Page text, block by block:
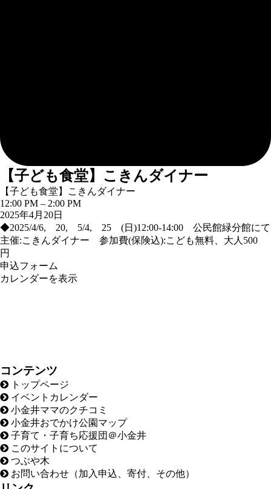
【子ども食堂】こきんダイナー
【子ども食堂】こきんダイナー
12:00 PM – 2:00 PM
2025年4月20日
◆2025/4/6, 20, 5/4, 25 (日)12:00-14:00 公民館緑分館にて
主催:こきんダイナー 参加費(保険込):こども無料、大人500
円
申込フォーム
カレンダーを表示
コンテンツ
トップページ
イベントカレンダー
小金井ママのクチコミ
小金井おでかけ公園マップ
子育て・子育ち応援団＠小金井
このサイトについて
つぶや木
お問い合わせ（加入申込、寄付、その他）